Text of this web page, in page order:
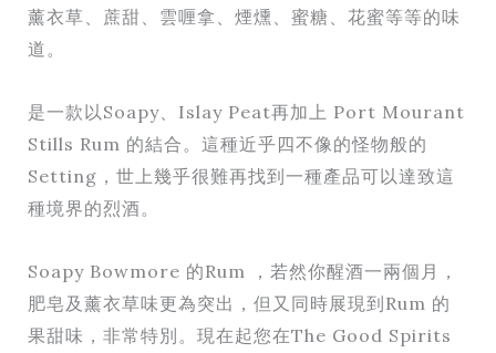
薰衣草、蔗甜、雲喱拿、煙燻、蜜糖、花蜜等等的味
道。
是一款以Soapy、Islay Peat再加上 Port Mourant
Stills Rum 的結合。這種近乎四不像的怪物般的
Setting，世上幾乎很難再找到一種產品可以達致這
種境界的烈酒。
Soapy Bowmore 的Rum ，若然你醒酒一兩個月，
肥皂及薰衣草味更為突出，但又同時展現到Rum 的
果甜味，非常特別。現在起您在The Good Spirits